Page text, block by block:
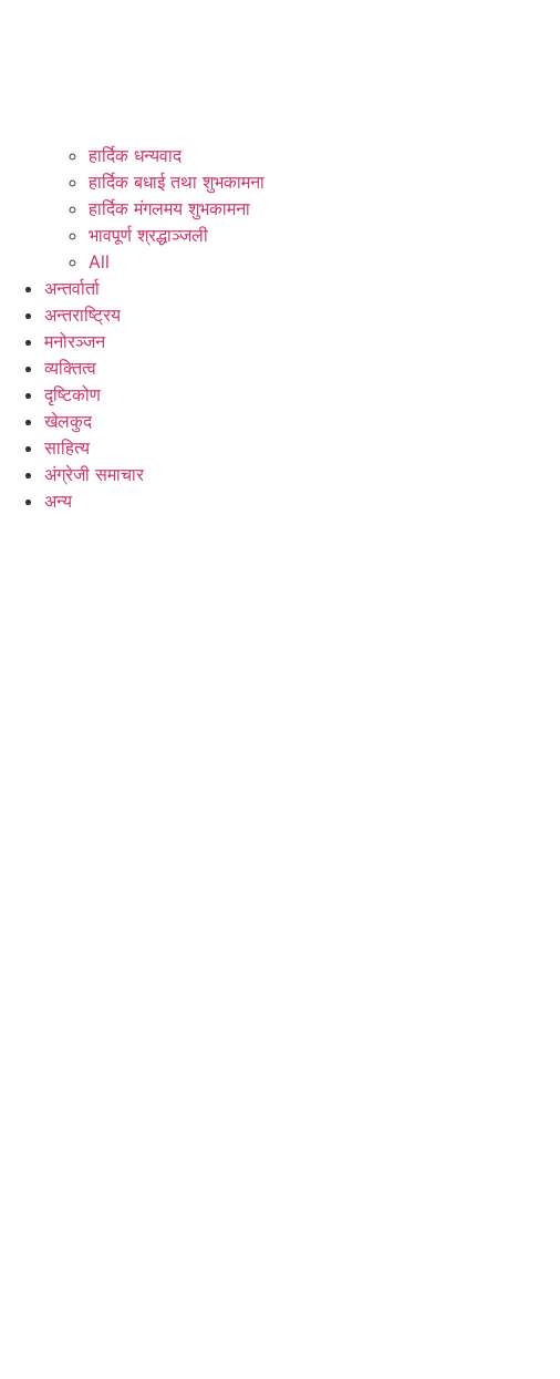
हार्दिक धन्यवाद
हार्दिक बधाई तथा शुभकामना
हार्दिक मंगलमय शुभकामना
भावपूर्ण श्रद्धाञ्जली
All
अन्तर्वार्ता
अन्तराष्ट्रिय
मनोरञ्जन
व्यक्तित्व
दृष्टिकोण
खेलकुद
साहित्य
अंग्रेजी समाचार
अन्य